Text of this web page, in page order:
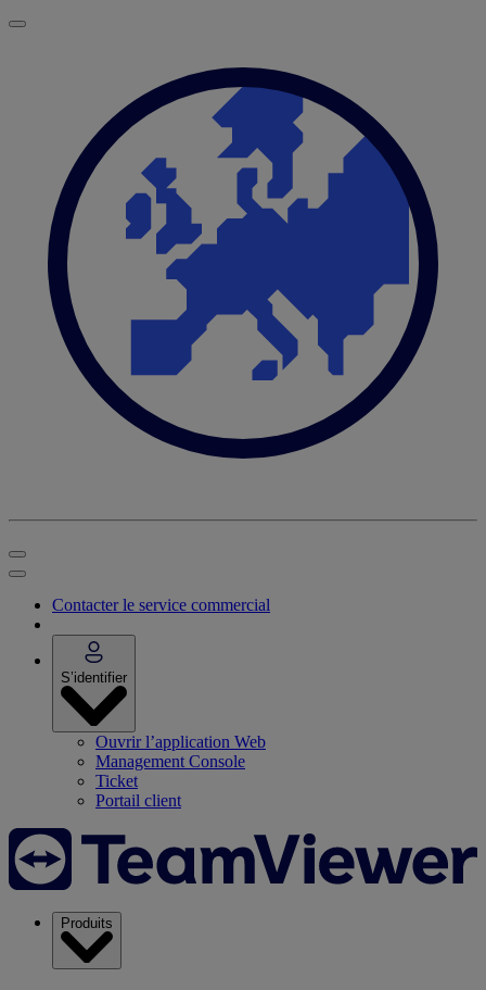
Contacter le service commercial
S’identifier
Ouvrir l’application Web
Management Console
Ticket
Portail client
Produits